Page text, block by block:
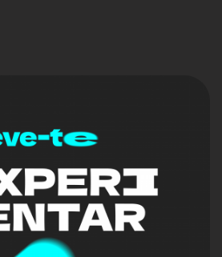
ativos, tecnologias
reais de produção, […]